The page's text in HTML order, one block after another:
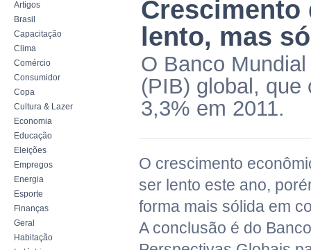
Artigos
Brasil
Capacitação
Clima
Comércio
Consumidor
Copa
Cultura & Lazer
Economia
Educação
Eleições
Empregos
Energia
Esporte
Finanças
Geral
Habitação
Crescimento
lento, mas
O Banco
(PIB) global, que
3,3% em 2011.
O crescimento
ser lento este ano,
forma mais sólida em
A conclusão é do